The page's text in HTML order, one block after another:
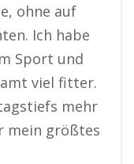
ohne auf
Ich habe
Sport und
viel fitter.
mehr
mein größtes